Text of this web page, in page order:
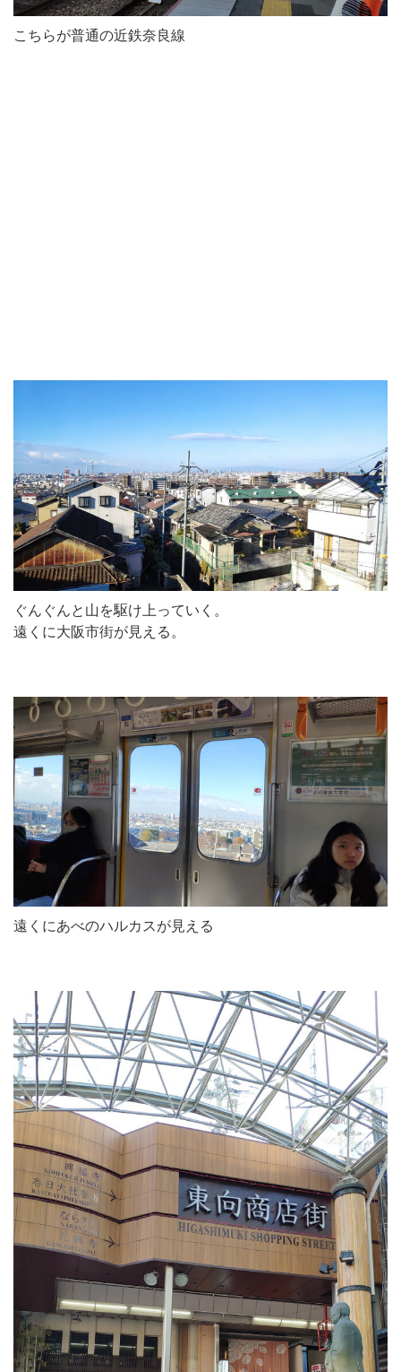
こちらが普通の近鉄奈良線
ぐんぐんと山を駆け上っていく。
遠くに大阪市街が見える。
遠くにあべのハルカスが見える